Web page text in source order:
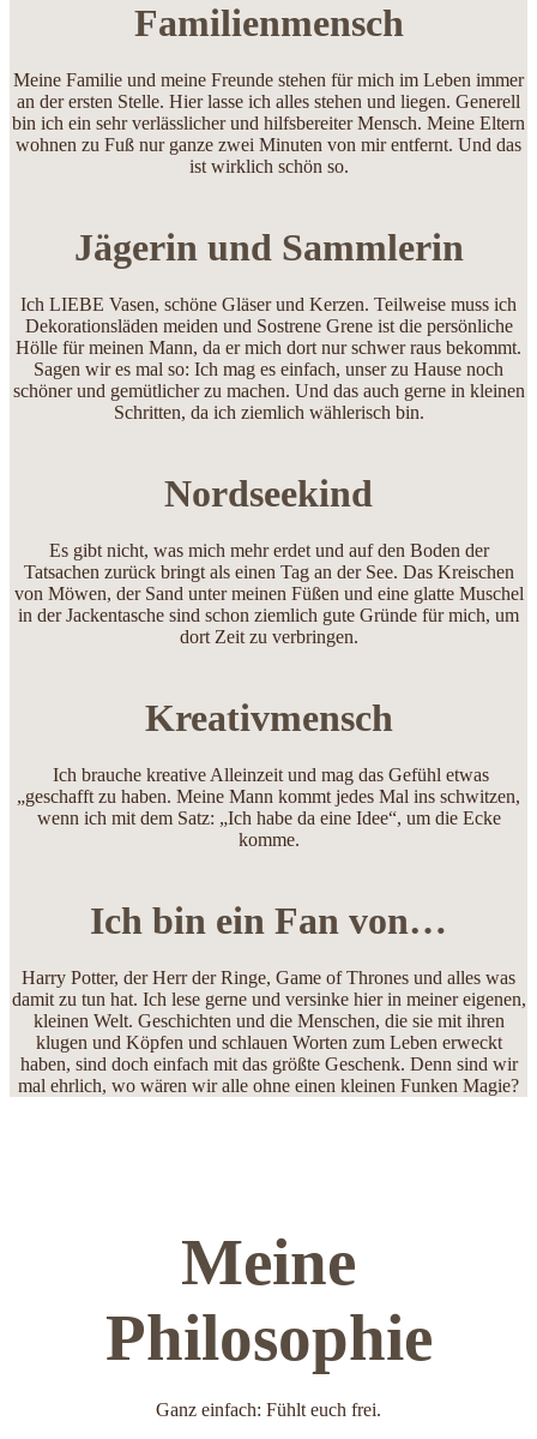
Familienmensch
Meine Familie und meine Freunde stehen für mich im Leben immer
an der ersten Stelle. Hier lasse ich alles stehen und liegen. Generell
bin ich ein sehr verlässlicher und hilfsbereiter Mensch. Meine Eltern
wohnen zu Fuß nur ganze zwei Minuten von mir entfernt. Und das
ist wirklich schön so.
Jägerin und Sammlerin
Ich LIEBE Vasen, schöne Gläser und Kerzen. Teilweise muss ich
Dekorationsläden meiden und Sostrene Grene ist die persönliche
Hölle für meinen Mann, da er mich dort nur schwer raus bekommt.
Sagen wir es mal so: Ich mag es einfach, unser zu Hause noch
schöner und gemütlicher zu machen. Und das auch gerne in kleinen
Schritten, da ich ziemlich wählerisch bin.
Nordseekind
Es gibt nicht, was mich mehr erdet und auf den Boden der
Tatsachen zurück bringt als einen Tag an der See. Das Kreischen
von Möwen, der Sand unter meinen Füßen und eine glatte Muschel
in der Jackentasche sind schon ziemlich gute Gründe für mich, um
dort Zeit zu verbringen.
Kreativmensch
Ich brauche kreative Alleinzeit und mag das Gefühl etwas
„geschafft zu haben. Meine Mann kommt jedes Mal ins schwitzen,
wenn ich mit dem Satz: „Ich habe da eine Idee“, um die Ecke
komme.
Ich bin ein Fan von…
Harry Potter, der Herr der Ringe, Game of Thrones und alles was
damit zu tun hat. Ich lese gerne und versinke hier in meiner eigenen,
kleinen Welt. Geschichten und die Menschen, die sie mit ihren
klugen und Köpfen und schlauen Worten zum Leben erweckt
haben, sind doch einfach mit das größte Geschenk. Denn sind wir
mal ehrlich, wo wären wir alle ohne einen kleinen Funken Magie?
Meine
Philosophie
Ganz einfach: Fühlt euch frei.